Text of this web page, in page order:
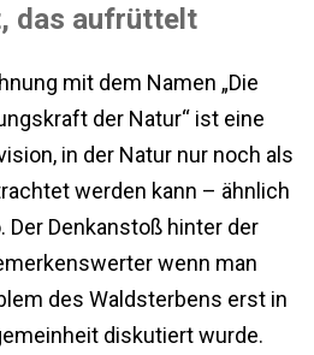
das aufrüttelt
mit dem Namen „Die
der Natur“ ist eine
in der Natur nur noch als
werden kann – ähnlich
Der Denkanstoß hinter der
wenn man
des Waldsterbens erst in
diskutiert wurde.